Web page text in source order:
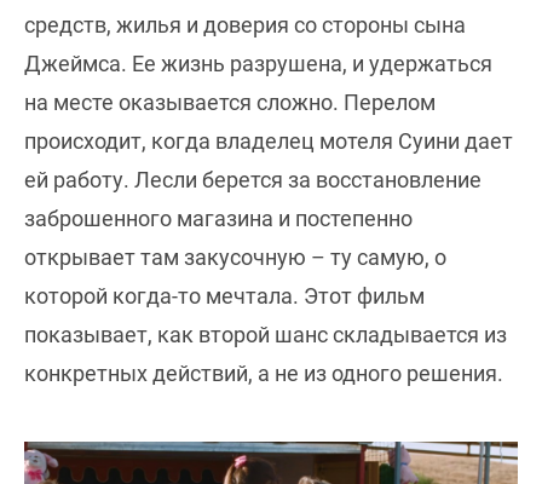
средств, жилья и доверия со стороны сына
Джеймса. Ее жизнь разрушена, и удержаться
на месте оказывается сложно. Перелом
происходит, когда владелец мотеля Суини дает
ей работу. Лесли берется за восстановление
заброшенного магазина и постепенно
открывает там закусочную – ту самую, о
которой когда-то мечтала. Этот фильм
показывает, как второй шанс складывается из
конкретных действий, а не из одного решения.